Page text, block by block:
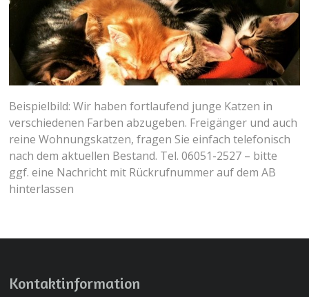
Beispielbild: Wir haben fortlaufend junge Katzen in
verschiedenen Farben abzugeben. Freigänger und auch
reine Wohnungskatzen, fragen Sie einfach telefonisch
nach dem aktuellen Bestand. Tel. 06051-2527 – bitte
ggf. eine Nachricht mit Rückrufnummer auf dem AB
hinterlassen
Kontaktinformation